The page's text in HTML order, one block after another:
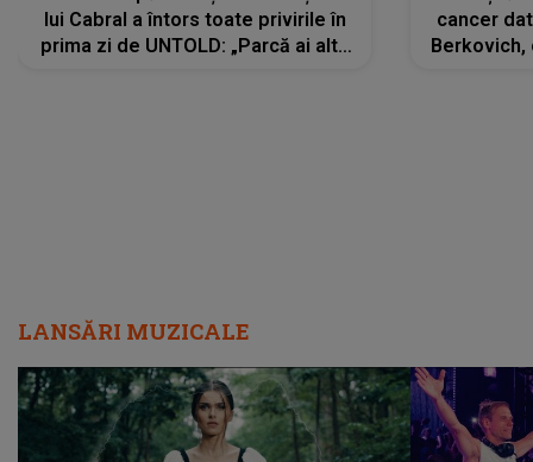
lui Cabral a întors toate privirile în
prima zi de UNTOLD: „Parcă ai altă
cancer
Berkovich,
LANSĂRI MUZICALE